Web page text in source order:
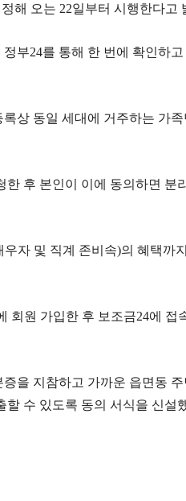
해 오는 22일부터 시행한다고
부24를 통해 한 번에 확인하
상 동일 세대에 거주하는 가
후 본인이 이에 동의하면 분
자 및 직계 존비속)의 혜택까
회원 가입한 후 보조금24에 접
을 지참하고 가까운 읍면동 주
수 있도록 동의 서식을 신설